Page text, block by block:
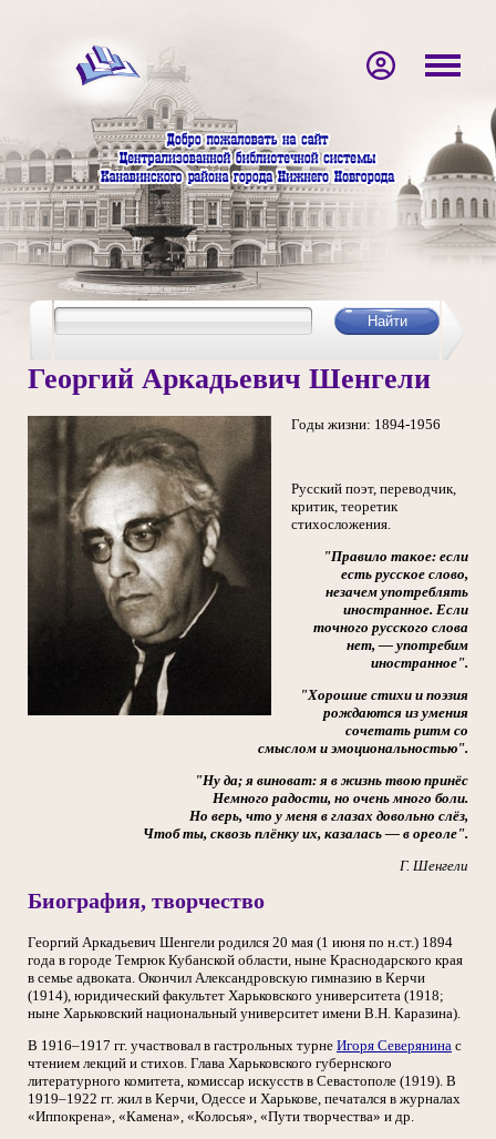
Георгий Аркадьевич Шенгели
Годы жизни: 1894-1956
Русский поэт, переводчик,
критик, теоретик
стихосложения.
"Правило такое: если
есть русское слово,
незачем употреблять
иностранное. Если
точного русского слова
нет, — употребим
иностранное".
"Хорошие стихи и поэзия
рождаются из умения
сочетать ритм со
смыслом и эмоциональностью".
"Ну да; я виноват: я в жизнь твою принёс
Немного радости, но очень много боли.
Но верь, что у меня в глазах довольно слёз,
Чтоб ты, сквозь плёнку их, казалась — в ореоле".
Г. Шенгели
Биография, творчество
Георгий Аркадьевич Шенгели родился 20 мая (1 июня по н.ст.) 1894
года в городе Темрюк Кубанской области, ныне Краснодарского края
в семье адвоката. Окончил Александровскую гимназию в Керчи
(1914), юридический факультет Харьковского университета (1918;
ныне Харьковский национальный университет имени В.Н. Каразина).
В 1916–1917 гг. участвовал в гастрольных турне Игоря Северянина с
чтением лекций и стихов. Глава Харьковского губернского
литературного комитета, комиссар искусств в Севастополе (1919). В
1919–1922 гг. жил в Керчи, Одессе и Харькове, печатался в журналах
«Иппокрена», «Камена», «Колосья», «Пути творчества» и др.